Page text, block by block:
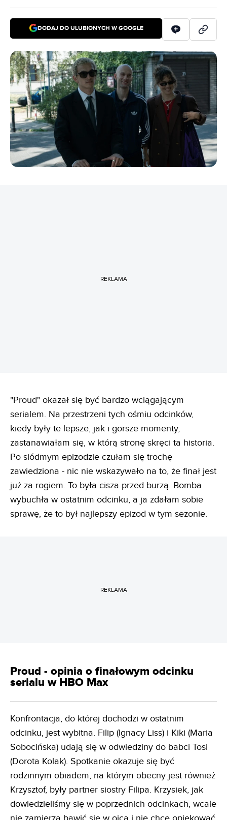
DODAJ DO ULUBIONYCH W GOOGLE
REKLAMA
"Proud" okazał się być bardzo wciągającym
serialem. Na przestrzeni tych ośmiu odcinków,
kiedy były te lepsze, jak i gorsze momenty,
zastanawiałam się, w którą stronę skręci ta historia.
Po siódmym epizodzie czułam się trochę
zawiedziona - nic nie wskazywało na to, że finał jest
już za rogiem. To była cisza przed burzą. Bomba
wybuchła w ostatnim odcinku, a ja zdałam sobie
sprawę, że to był najlepszy epizod w tym sezonie.
REKLAMA
Proud - opinia o finałowym odcinku
serialu w HBO Max
Konfrontacja, do której dochodzi w ostatnim
odcinku, jest wybitna. Filip (Ignacy Liss) i Kiki (Maria
Sobocińska) udają się w odwiedziny do babci Tosi
(Dorota Kolak). Spotkanie okazuje się być
rodzinnym obiadem, na którym obecny jest również
Krzysztof, były partner siostry Filipa. Krzysiek, jak
dowiedzieliśmy się w poprzednich odcinkach, wcale